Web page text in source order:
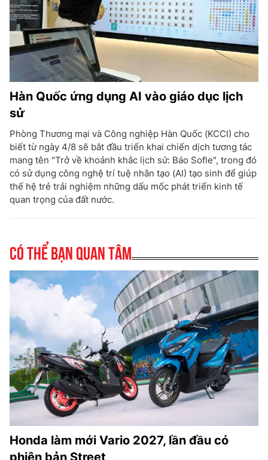
Hàn Quốc ứng dụng AI vào giáo dục lịch
sử
Phòng Thương mại và Công nghiệp Hàn Quốc (KCCI) cho
biết từ ngày 4/8 sẽ bắt đầu triển khai chiến dịch tương tác
mang tên "Trở về khoảnh khắc lịch sử: Báo Sofle", trong đó
có sử dụng công nghệ trí tuệ nhân tạo (AI) tạo sinh để giúp
thế hệ trẻ trải nghiệm những dấu mốc phát triển kinh tế
quan trọng của đất nước.
Có thể bạn quan tâm
Honda làm mới Vario 2027, lần đầu có
phiên bản Street